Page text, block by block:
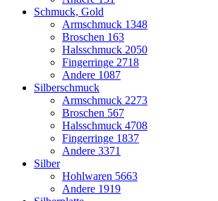
Schmuck, Gold
Armschmuck 1348
Broschen 163
Halsschmuck 2050
Fingerringe 2718
Andere 1087
Silberschmuck
Armschmuck 2273
Broschen 567
Halsschmuck 4708
Fingerringe 1837
Andere 3371
Silber
Hohlwaren 5663
Andere 1919